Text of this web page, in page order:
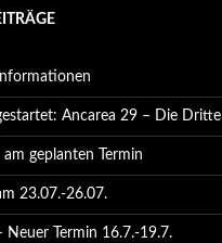
Ancarea 29 – Die Dritte
am geplanten Termin
23.07.-26.07.
Neuer Termin 16.7.-19.7.